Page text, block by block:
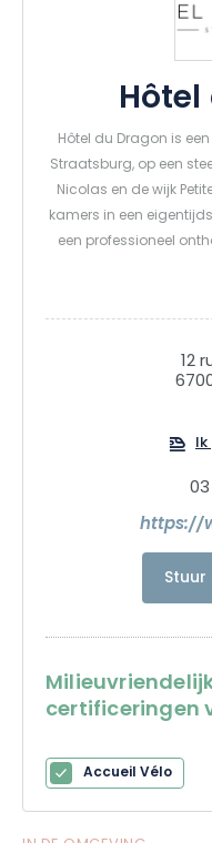
Hôtel du Dragon is
Straatsburg, op een
Nicolas en de wijk
kamers in een
een professioneel
12
https://
certificeringen
Accueil Vélo